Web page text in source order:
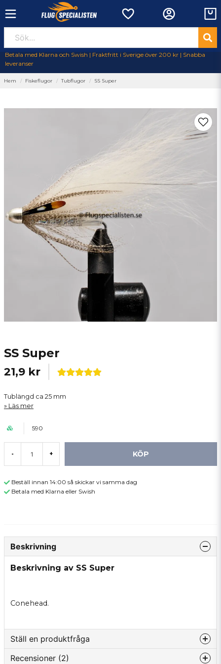
Betala med Klarna och Swish | Fraktfritt i Sverige över 200 kr | Snabba
leveranser
Hem Fiskeflugor Tubflugor SS Super
SS Super
21,9 kr
Tublängd ca 25 mm
Läs mer
590
- + KÖP
Beställ innan 14:00 så skickar vi samma dag
Betala med Klarna eller Swish
Beskrivning
Beskrivning av SS Super
Conehead.
Ställ en produktfråga
question
Recensioner (2)